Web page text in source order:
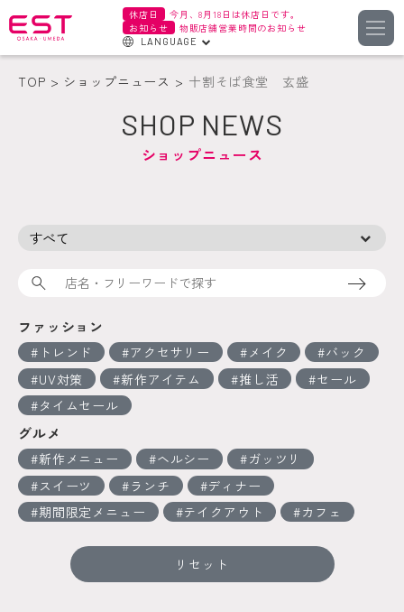
休店日
今月、8月18日は休店日です。
お知らせ
物販店舗営業時間のお知らせ
LANGUAGE
簡体字
繁体字
TOP ショップニュース 十割そば食堂 玄盛
SHOP NEWS
ショップニュース
検索
ファッション
トレンド アクセサリー メイク
バック
UV対策
新作アイテム 推し活
セール
タイムセール
グルメ
新作メニュー ヘルシー
ガッツリ
スイーツ
ランチ
ディナー
期間限定メニュー
テイクアウト カフェ
リセット